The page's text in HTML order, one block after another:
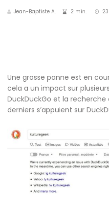
Jean-Baptiste A. 2 min.
Une grosse panne est en
cela a un impact sur
DuckDuckGo et la recherche
derniers s’appuient sur